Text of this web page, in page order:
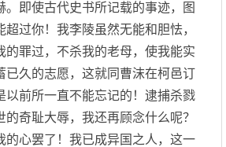
。即使古代史书所记载的事迹，图
过你！我李陵虽然无能和胆怯，
的罪过，不杀我的老母，使我能实
已久的志愿，这就同曹沫在柯邑订
以前所一直不能忘记的！逮捕杀戮
奇耻大辱，我还再顾念什么呢？
的心罢了！我已成异国之人，这一